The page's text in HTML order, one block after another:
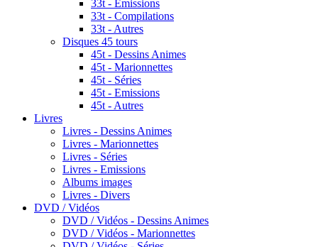
33t - Emissions
33t - Compilations
33t - Autres
Disques 45 tours
45t - Dessins Animes
45t - Marionnettes
45t - Séries
45t - Emissions
45t - Autres
Livres
Livres - Dessins Animes
Livres - Marionnettes
Livres - Séries
Livres - Emissions
Albums images
Livres - Divers
DVD / Vidéos
DVD / Vidéos - Dessins Animes
DVD / Vidéos - Marionnettes